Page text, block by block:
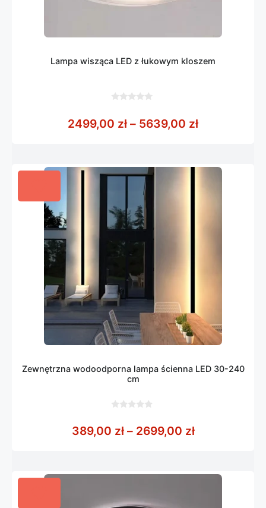
Lampa wisząca LED z łukowym kloszem
5
2499,00 zł – 5639,00 złZakres cen:
Zewnętrzna wodoodporna lampa ścienna LED 30-240
cm
5
389,00 zł – 2699,00 złZakres cen: